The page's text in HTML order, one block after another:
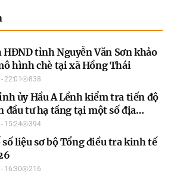
HĐND tỉnh Nguyễn Văn Sơn khảo
hình chè tại xã Hồng Thái
22:01 838
ủy Hầu A Lềnh kiểm tra tiến độ
đầu tư hạ tầng tại một số địa
15:24 394
số liệu sơ bộ Tổng điều tra kinh tế
16:30 216